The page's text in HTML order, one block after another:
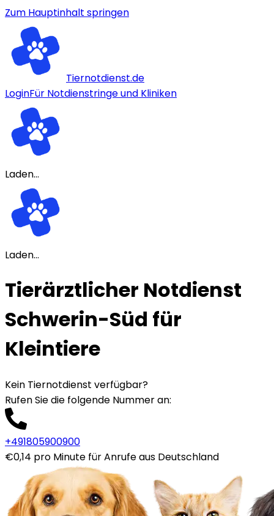
Zum Hauptinhalt springen
Tiernotdienst.de
LoginFür Notdienstringe und Kliniken
Laden...
Laden...
Tierärztlicher Notdienst
Schwerin-Süd für
Kleintiere
Kein Tiernotdienst verfügbar?
Rufen Sie die folgende Nummer an:
+491805900900
€0,14 pro Minute für Anrufe aus Deutschland